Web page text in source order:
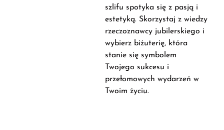
szlifu spotyka się z pasją i
estetyką. Skorzystaj z wiedzy
rzeczoznawcy jubilerskiego i
wybierz biżuterię, która
stanie się symbolem
Twojego sukcesu i
przełomowych wydarzeń w
Twoim życiu.